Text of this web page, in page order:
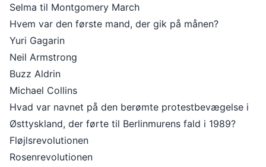
Selma til Montgomery March
Hvem var den første mand, der gik på månen?
Yuri Gagarin
Neil Armstrong
Buzz Aldrin
Michael Collins
Hvad var navnet på den berømte protestbevægelse i
Østtyskland, der førte til Berlinmurens fald i 1989?
Fløjlsrevolutionen
Rosenrevolutionen